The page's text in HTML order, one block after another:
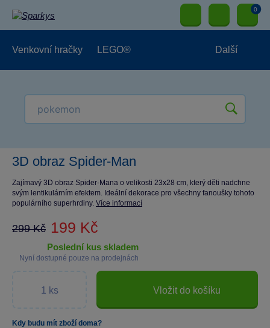
0
Venkovní hračky LEGO® Další
3D obraz Spider-Man
Zajímavý 3D obraz Spider-Mana o velikosti 23x28 cm, který děti nadchne
svým lentikulárním efektem. Ideální dekorace pro všechny fanoušky tohoto
populárního superhrdiny. Více informací
299 Kč 199 Kč
poslední kus skladem
Nyní dostupné pouze na prodejnách
Vložit do košíku
Kdy budu mít zboží doma?